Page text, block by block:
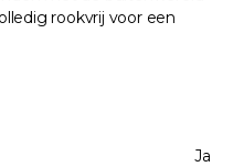
rookvrij voor een
Ja